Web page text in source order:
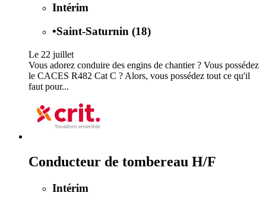
Intérim
•Saint-Saturnin (18)
Le 22 juillet
Vous adorez conduire des engins de chantier ? Vous possédez
le CACES R482 Cat C ? Alors, vous possédez tout ce qu'il
faut pour...
Conducteur de tombereau H/F
Intérim